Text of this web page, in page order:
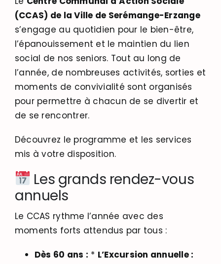
(CCAS) de la Ville de Serémange-Erzange
s’engage au quotidien pour le bien-être,
l’épanouissement et le maintien du lien
social de nos seniors. Tout au long de
l’année, de nombreuses activités, sorties et
moments de convivialité sont organisés
pour permettre à chacun de se divertir et
de se rencontrer.
Découvrez le programme et les services
mis à votre disposition.
Les grands rendez-vous
annuels
Le CCAS rythme l’année avec des
moments forts attendus par tous :
Dès 60 ans : * L’Excursion annuelle :